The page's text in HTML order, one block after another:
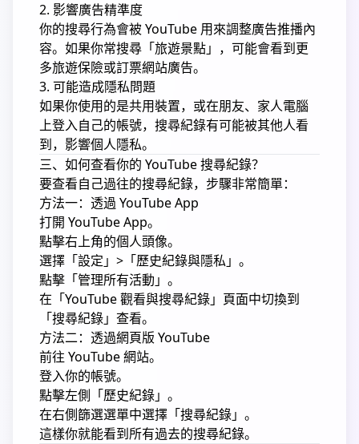
2. 影響廣告精準度
你的搜尋行為會被 YouTube 用來調整廣告推播內
容。如果你常搜尋「旅遊景點」，可能會看到更
多旅遊保險或訂票網站廣告。
3. 可能造成隱私問題
如果你使用的是共用裝置，或在朋友、家人電腦
上登入自己的帳號，搜尋紀錄有可能被其他人看
到，影響個人隱私。
三、如何查看你的 YouTube 搜尋紀錄？
要查看自己過往的搜尋紀錄，步驟非常簡單：
方法一：透過 YouTube App
打開 YouTube App。
點擊右上角的個人頭像。
選擇「設定」>「歷史紀錄與隱私」。
點擊「管理所有活動」。
在「YouTube 觀看與搜尋紀錄」頁面中切換到
「搜尋紀錄」查看。
方法二：透過網頁版 YouTube
前往 YouTube 網站。
登入你的帳號。
點擊左側「歷史紀錄」。
在右側篩選選單中選擇「搜尋紀錄」。
這樣你就能看到所有過去的搜尋紀錄。